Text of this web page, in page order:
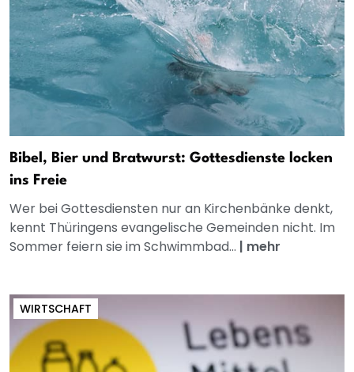
Bibel, Bier und Bratwurst: Gottesdienste locken
ins Freie
Wer bei Gottesdiensten nur an Kirchenbänke denkt,
kennt Thüringens evangelische Gemeinden nicht. Im
Sommer feiern sie im Schwimmbad... | mehr
WIRTSCHAFT